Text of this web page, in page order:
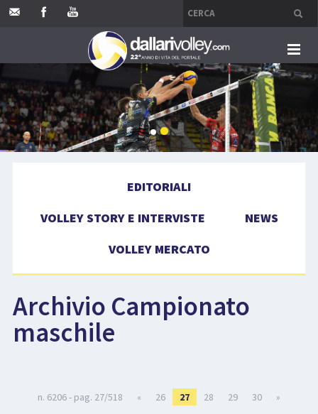
HOME
EDITORIALI
VOLLEY MERCATO
COMPETIZIONI
EVENTI
EDITORIALI
VOLLEY STORY E INTERVISTE
NEWS
VOLLEY MERCATO
Archivio Campionato
maschile
n. 6206 - pag. 27/518 « 26 27 28 29 30 »